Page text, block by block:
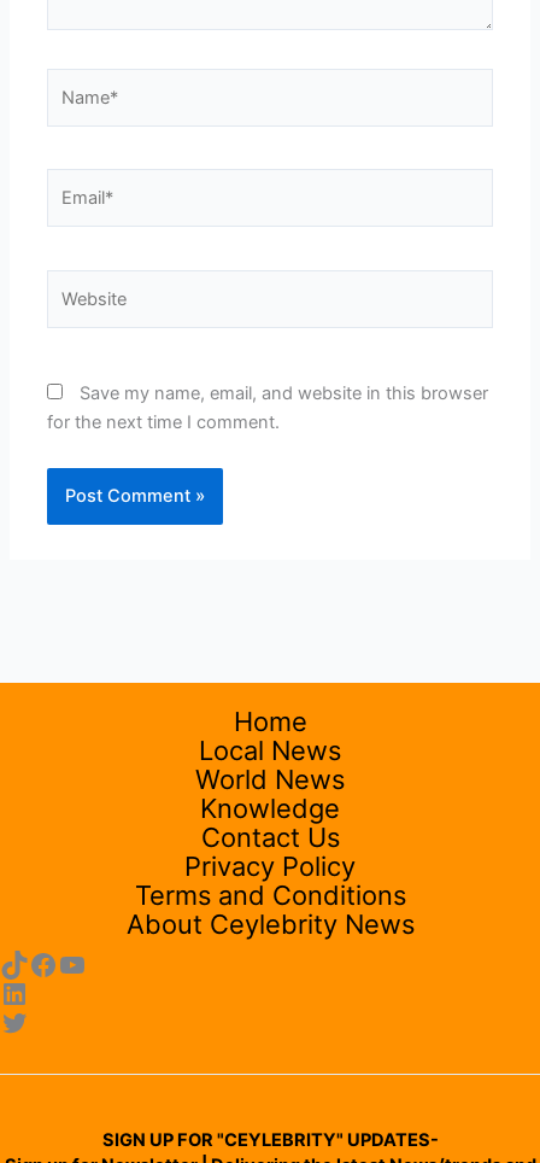
Save my name, email, and website in this browser
for the next time I comment.
Home
Local News
World News
Knowledge
Contact Us
Privacy Policy
Terms and Conditions
About Ceylebrity News
SIGN UP FOR "CEYLEBRITY" UPDATES-